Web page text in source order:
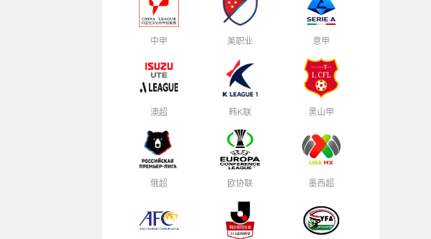
中甲 美职业 意甲
澳超 韩K联 黑山甲
俄超 欧协联 墨西超